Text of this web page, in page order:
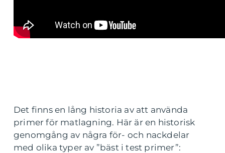
Det finns en lång historia av att använda
primer för matlagning. Här är en historisk
genomgång av några för- och nackdelar
med olika typer av ”bäst i test primer”: